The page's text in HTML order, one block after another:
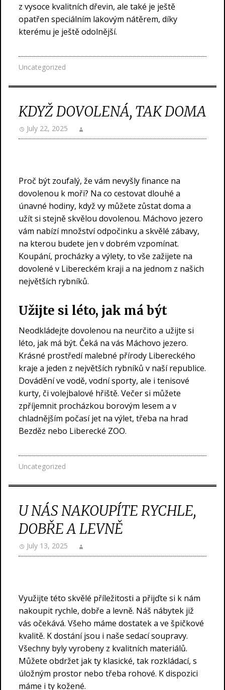
z vysoce kvalitních dřevin, ale také je ještě
opatřen speciálním lakovým nátěrem, díky
kterému je ještě odolnější.
Uncategorized
KDYŽ DOVOLENÁ, TAK DOMA
July 22, 2025
Proč být zoufalý, že vám nevyšly finance na
dovolenou k moři? Na co cestovat dlouhé a
únavné hodiny, když vy můžete zůstat doma a
užít si stejně skvělou dovolenou. Máchovo jezero
vám nabízí množství odpočinku a skvělé zábavy,
na kterou budete jen v dobrém vzpomínat.
Koupání, procházky a výlety, to vše zažijete na
dovolené v Libereckém kraji a na jednom z našich
největších rybníků.
Užijte si léto, jak má být
Neodkládejte dovolenou na neurčito a užijte si
léto, jak má být. Čeká na vás Máchovo jezero.
Krásné prostředí malebné přírody Libereckého
kraje a jeden z největších rybníků v naší republice.
Dovádění ve vodě, vodní sporty, ale i tenisové
kurty, či volejbalové hřiště. Večer si můžete
zpříjemnit procházkou borovým lesem a v
chladnějším počasí jet na výlet, třeba na hrad
Bezděz nebo Liberecké ZOO.
Uncategorized
U NÁS NAKOUPÍTE RYCHLE,
DOBŘE A LEVNĚ
July 13, 2025
Využijte této skvělé příležitosti a přijďte si k nám
nakoupit rychle, dobře a levně. Náš nábytek již
vás očekává. Všeho máme dostatek a ve špičkové
kvalitě. K dostání jsou i naše sedací soupravy.
Všechny byly vyrobeny z kvalitních materiálů.
Můžete obdržet jak ty klasické, tak rozkládací, s
úložným prostor nebo třeba rohové. K dispozici
máme i ty kožené.